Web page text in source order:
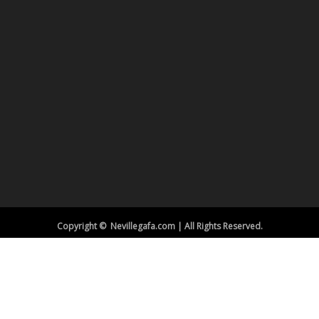
Copyright © Nevillegafa.com | All Rights Reserved.